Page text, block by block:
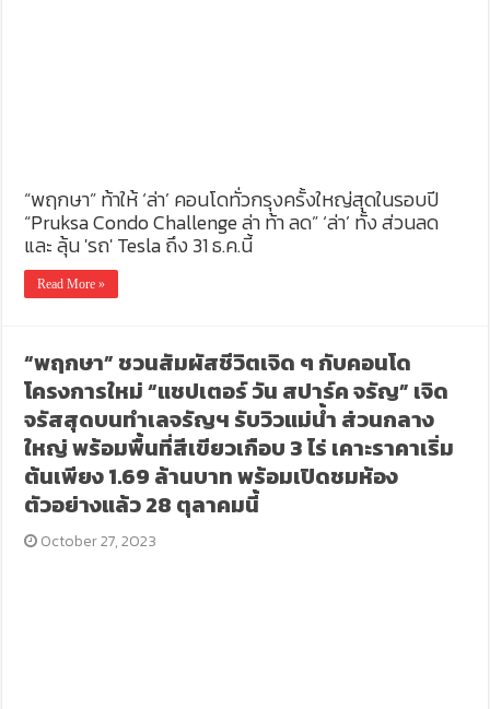
“พฤกษา” ท้าให้ ‘ล่า’ คอนโดทั่วกรุงครั้งใหญ่สุดในรอบปี
“Pruksa Condo Challenge ล่า ท้า ลด” ‘ล่า’ ทั้ง ส่วนลด
และ ลุ้น 'รถ' Tesla ถึง 31 ธ.ค.นี้
Read More »
“พฤกษา” ชวนสัมผัสชีวิตเจิด ๆ กับคอนโด
โครงการใหม่ “แชปเตอร์ วัน สปาร์ค จรัญ” เจิด
จรัสสุดบนทำเลจรัญฯ รับวิวแม่น้ำ ส่วนกลาง
ใหญ่ พร้อมพื้นที่สีเขียวเกือบ 3 ไร่ เคาะราคาเริ่ม
ต้นเพียง 1.69 ล้านบาท พร้อมเปิดชมห้อง
ตัวอย่างแล้ว 28 ตุลาคมนี้
October 27, 2023